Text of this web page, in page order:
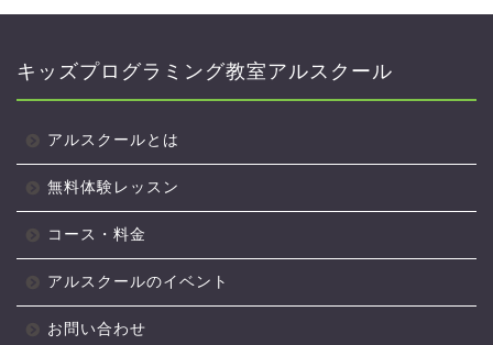
キッズプログラミング教室アルスクール
アルスクールとは
無料体験レッスン
コース・料金
アルスクールのイベント
お問い合わせ